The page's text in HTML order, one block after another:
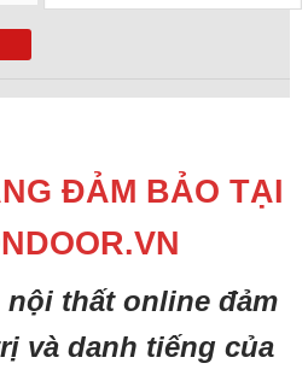
ĐẢM BẢO TẠI
thất online đảm
và danh tiếng của